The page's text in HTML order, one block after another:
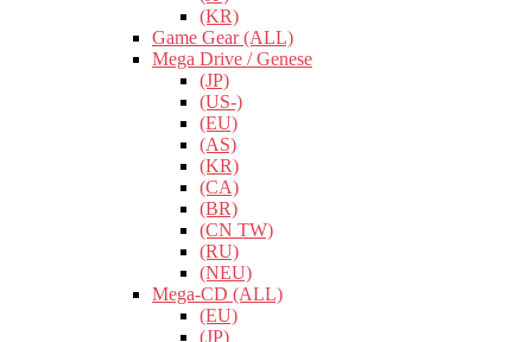
(KR)
Game Gear (ALL)
Mega Drive / Genese
(JP)
(US-)
(EU)
(AS)
(KR)
(CA)
(BR)
(CN TW)
(RU)
(NEU)
Mega-CD (ALL)
(EU)
(JP)